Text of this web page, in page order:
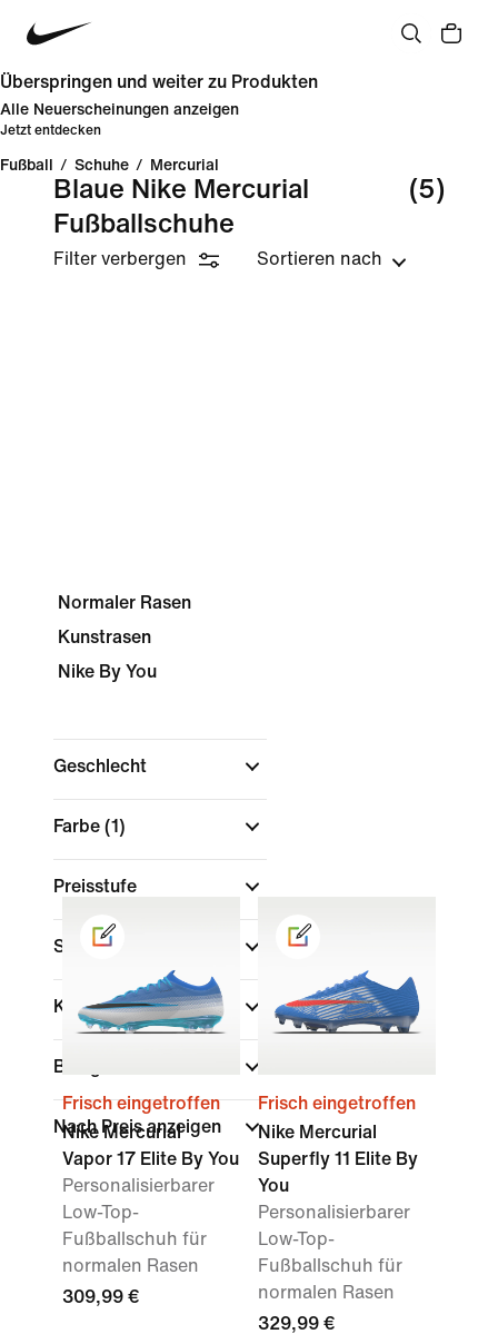
Überspringen und weiter zu Produkten
Alle Neuerscheinungen anzeigen
Jetzt entdecken
Fußball / Schuhe / Mercurial
Blaue Nike Mercurial
Fußballschuhe
(5)
Filter verbergen Sortieren nach
Normaler Rasen
Kunstrasen
Nike By You
Geschlecht
Farbe (1)
Preisstufe
Schuhhöhe
Kollektionen(1)
Belag
Nach Preis anzeigen
Frisch eingetroffen
Nike Mercurial
Vapor 17 Elite By You
Personalisierbarer
Low-Top-
Fußballschuh für
normalen Rasen
309,99 €
Frisch eingetroffen
Nike Mercurial
Superfly 11 Elite By
You
Personalisierbarer
Low-Top-
Fußballschuh für
normalen Rasen
329,99 €